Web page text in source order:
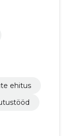
ehitus